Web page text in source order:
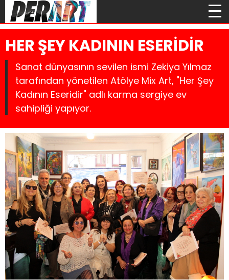
HER ŞEY KADININ ESERİDİR
Sanat dünyasının sevilen ismi Zekiya Yılmaz
tarafından yönetilen Atölye Mix Art, "Her Şey
Kadının Eseridir" adlı karma sergiye ev
sahipliği yapıyor.